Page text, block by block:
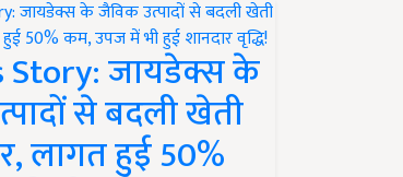
Story: जायडेक्स के
से बदली खेती
लागत हुई 50%